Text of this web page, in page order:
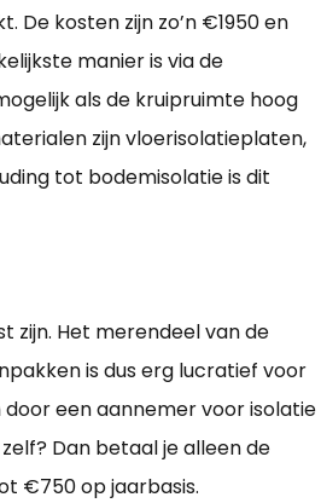
kosten zijn zo’n €1950 en
manier is via de
als de kruipruimte hoog
zijn vloerisolatieplaten,
tot bodemisolatie is dit
zijn. Het merendeel van de
is dus erg lucratief voor
een aannemer voor isolatie
Dan betaal je alleen de
€750 op jaarbasis.